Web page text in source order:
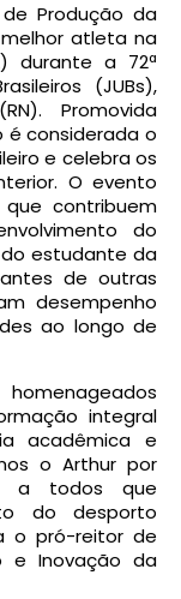
Produção da
atleta na
durante a 72ª
(JUBs),
Promovida
é considerada o
e celebra os
O evento
contribuem
do
estudante da
de outras
desempenho
ao longo de
integral
acadêmica e
o Arthur por
a todos que
do desporto
o pró-reitor de
e Inovação da